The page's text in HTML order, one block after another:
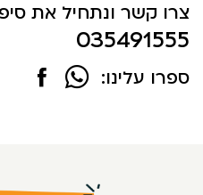
צרו קשר ונתחיל את
035491555
ספרו עלינו: